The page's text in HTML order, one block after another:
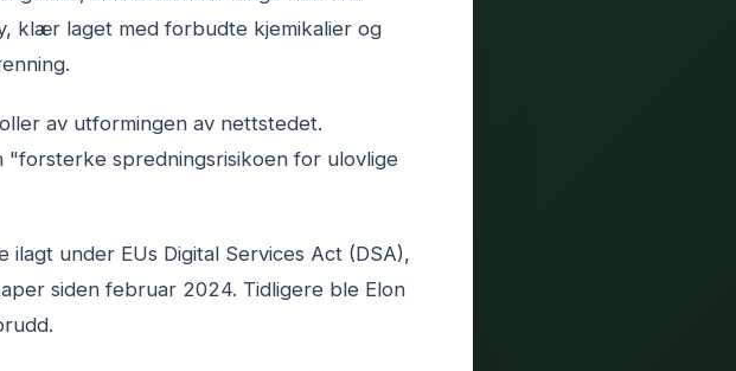
klær laget med forbudte kjemikalier og
av utformingen av nettstedet.
spredningsrisikoen for ulovlige
under EUs Digital Services Act (DSA),
siden februar 2024. Tidligere ble Elon